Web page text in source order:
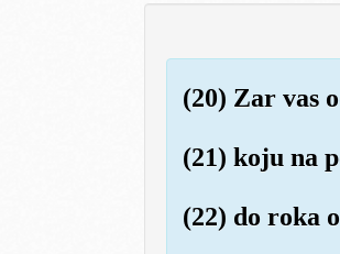
(20) Zar vas
(21) koju na
(22) do roka